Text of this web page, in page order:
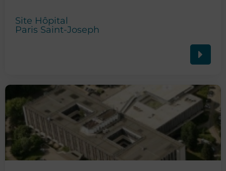
Site Hôpital
Paris Saint-Joseph